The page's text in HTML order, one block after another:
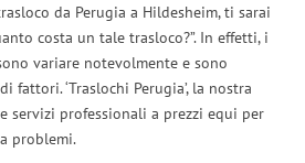
da Perugia a Hildesheim, ti sarai
costa un tale trasloco?”. In effetti, i
variare notevolmente e sono
fattori. ‘Traslochi Perugia’, la nostra
servizi professionali a prezzi equi per
problemi.